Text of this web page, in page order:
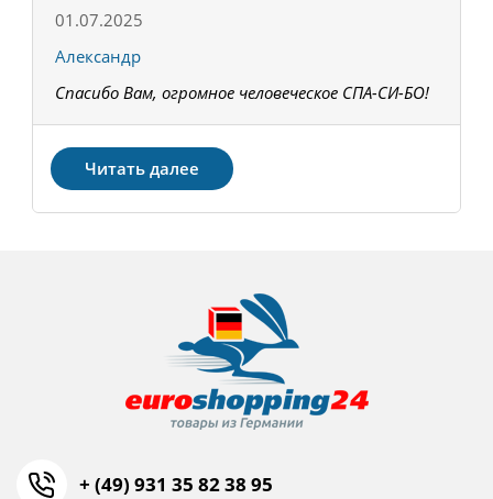
01.07.2025
Александр
Спасибо Вам, огромное человеческое СПА-СИ-БО!
Читать далее
+ (49) 931 35 82 38 95